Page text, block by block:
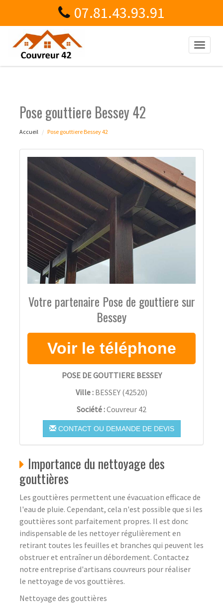
07.81.43.93.91
Toggle
Pose gouttiere Bessey 42
Accueil Pose gouttiere Bessey 42
Votre partenaire Pose de gouttiere sur
Bessey
POSE DE GOUTTIERE BESSEY
Ville : BESSEY (42520)
Société :Couvreur 42
CONTACT OU DEMANDE DE DEVIS
Importance du nettoyage des
gouttières
Les gouttières permettent une évacuation efficace de
l'eau de pluie. Cependant, cela n'est possible que si les
gouttières sont parfaitement propres. Il est donc
indispensable de les nettoyer régulièrement en
retirant toutes les feuilles et branches qui peuvent les
obstruer et entraîner un débordement. Contactez
notre entreprise d'artisans couvreurs pour réaliser
le nettoyage de vos gouttières.
Nettoyage des gouttières